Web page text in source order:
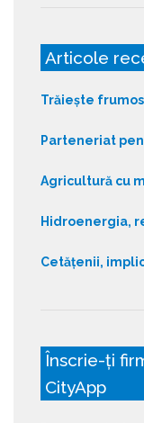
Articole
Trăiește
Parteneriat
Agricultură cu
Hidroenergia,
Cetățenii,
Înscrie-ți
CityApp